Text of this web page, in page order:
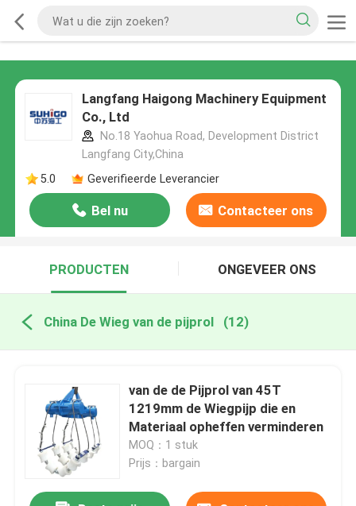
Langfang Haigong Machinery Equipment
Co., Ltd
No.18 Yaohua Road, Development District
Langfang City,China
5.0
Geverifieerde Leverancier
Bel nu Contacteer ons
PRODUCTEN ONGEVEER ONS
China De Wieg van de pijprol (12)
van de de Pijprol van 45T
1219mm de Wiegpijp die en
Materiaal opheffen verminderen
MOQ：1 stuk
Prijs：bargain